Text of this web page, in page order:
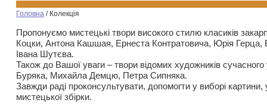
Головна / Колекція
Пропонуємо мистецькі твори високого стилю класиків
Коцки, Антона Кашшая, Ернеста Контратовича, Юрія
Івана Шутєва.
Також до Вашої уваги – твори відомих художників
Буряка, Михайла Демцю, Петра Сипняка.
Завжди раді проконсультувати, допомогти у виборі картини,
мистецької збірки.